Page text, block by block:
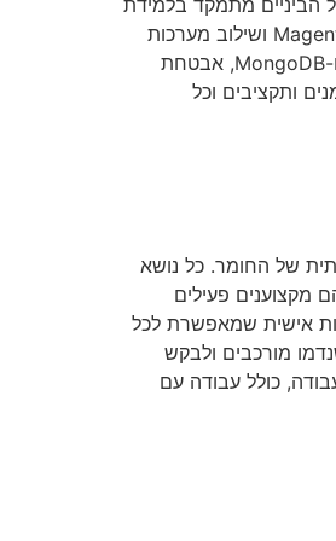
מערכות ניהול תוכן פופולריות כמו וורדפרס, דרופל ו-Joomla, כולל פיתוח תמות מותאמות אישית, הקמת חנויות מקוונות עם WooCommerce ו-Magento ושילוב מערכות
תשלום ו-CRM מתקדמות. המסלול המתקדם כולל נושאים מורכבים כמו פיתוח צד שרת עם PHP ו-Python, עבודה עם מסדי נתונים כמו MySQL ו-MongoDB, אבטחת
ותקציבים וכל
של החומר. כל נושא
מקצוענים פעילים
אישית שמאפשרת לכל
מורכבים ולבקש
כולל עבודה עם